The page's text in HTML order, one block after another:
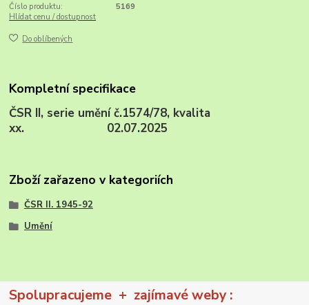
Číslo produktu:
5169
Hlídat cenu / dostupnost
Do oblíbených
Kompletní specifikace
ČSR II, serie umění č.1574/78, kvalita
xx. 02.07.2025
Zboží zařazeno v kategoriích
ČSR II. 1945-92
Umění
Spolupracujeme + zajímavé weby :